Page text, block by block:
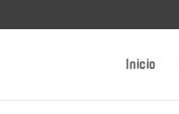
Inicio